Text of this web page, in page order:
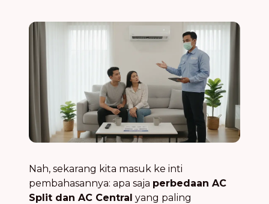
Nah, sekarang kita masuk ke inti
pembahasannya: apa saja perbedaan AC
Split dan AC Central yang paling